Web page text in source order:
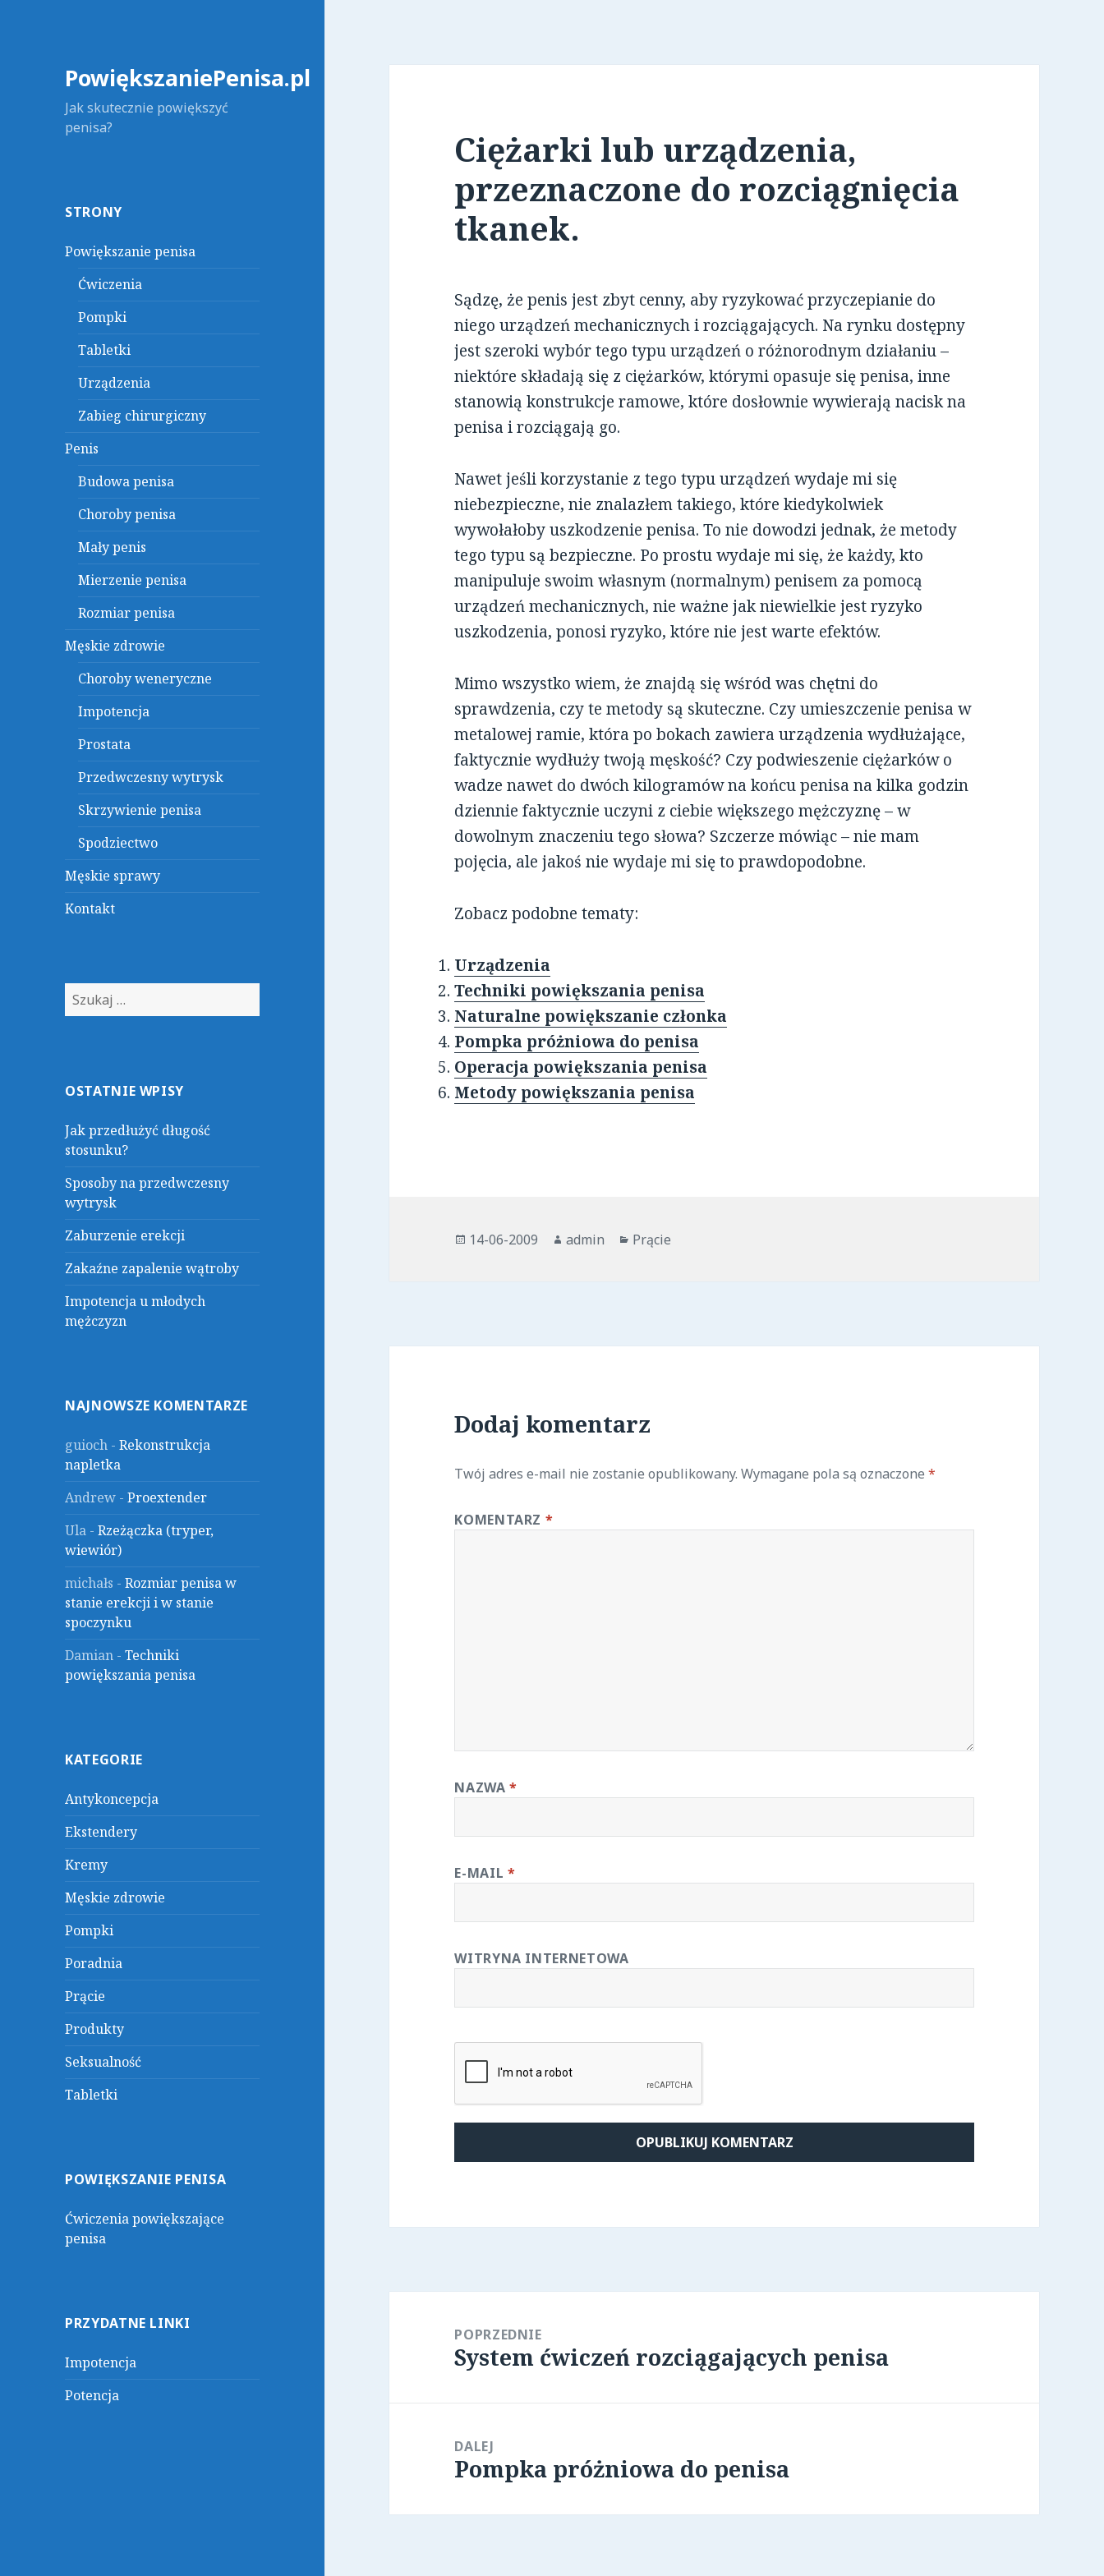
PowiększaniePenisa.pl
Jak skutecznie powiększyć
penisa?
STRONY
Powiększanie penisa
Ćwiczenia
Pompki
Tabletki
Urządzenia
Zabieg chirurgiczny
Penis
Budowa penisa
Choroby penisa
Mały penis
Mierzenie penisa
Rozmiar penisa
Męskie zdrowie
Choroby weneryczne
Impotencja
Prostata
Przedwczesny wytrysk
Skrzywienie penisa
Spodziectwo
Męskie sprawy
Kontakt
Szukaj:
OSTATNIE WPISY
Jak przedłużyć długość
stosunku?
Sposoby na przedwczesny
wytrysk
Zaburzenie erekcji
Zakaźne zapalenie wątroby
Impotencja u młodych
mężczyzn
NAJNOWSZE KOMENTARZE
guioch -Rekonstrukcja
napletka
Andrew -Proextender
Ula -Rzeżączka (tryper,
wiewiór)
michałs -Rozmiar penisa w
stanie erekcji i w stanie
spoczynku
Damian -Techniki
powiększania penisa
KATEGORIE
Antykoncepcja
Ekstendery
Kremy
Męskie zdrowie
Pompki
Poradnia
Prącie
Produkty
Seksualność
Tabletki
POWIĘKSZANIE PENISA
Ćwiczenia powiększające
penisa
PRZYDATNE LINKI
Impotencja
Potencja
Ciężarki lub urządzenia,
przeznaczone do rozciągnięcia
tkanek.
Sądzę, że penis jest zbyt cenny, aby ryzykować przyczepianie do
niego urządzeń mechanicznych i rozciągających. Na rynku dostępny
jest szeroki wybór tego typu urządzeń o różnorodnym działaniu –
niektóre składają się z ciężarków, którymi opasuje się penisa, inne
stanowią konstrukcje ramowe, które dosłownie wywierają nacisk na
penisa i rozciągają go.
Nawet jeśli korzystanie z tego typu urządzeń wydaje mi się
niebezpieczne, nie znalazłem takiego, które kiedykolwiek
wywołałoby uszkodzenie penisa. To nie dowodzi jednak, że metody
tego typu są bezpieczne. Po prostu wydaje mi się, że każdy, kto
manipuluje swoim własnym (normalnym) penisem za pomocą
urządzeń mechanicznych, nie ważne jak niewielkie jest ryzyko
uszkodzenia, ponosi ryzyko, które nie jest warte efektów.
Mimo wszystko wiem, że znajdą się wśród was chętni do
sprawdzenia, czy te metody są skuteczne. Czy umieszczenie penisa w
metalowej ramie, która po bokach zawiera urządzenia wydłużające,
faktycznie wydłuży twoją męskość? Czy podwieszenie ciężarków o
wadze nawet do dwóch kilogramów na końcu penisa na kilka godzin
dziennie faktycznie uczyni z ciebie większego mężczyznę – w
dowolnym znaczeniu tego słowa? Szczerze mówiąc – nie mam
pojęcia, ale jakoś nie wydaje mi się to prawdopodobne.
Zobacz podobne tematy:
Urządzenia
Techniki powiększania penisa
Naturalne powiększanie członka
Pompka próżniowa do penisa
Operacja powiększania penisa
Metody powiększania penisa
Opublikowano
14-06-2009 Autor
admin Kategorie
Prącie
Dodaj komentarz
Twój adres e-mail nie zostanie opublikowany. Wymagane pola są oznaczone*
KOMENTARZ *
NAZWA*
E-MAIL *
WITRYNA INTERNETOWA
POPRZEDNIE
Poprzedni
System ćwiczeń rozciągających penisa
DALEJ
Następny
Pompka próżniowa do penisa